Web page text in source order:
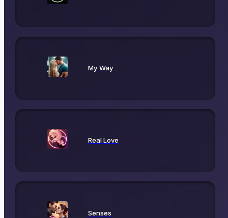
My Way
Real Love
Senses